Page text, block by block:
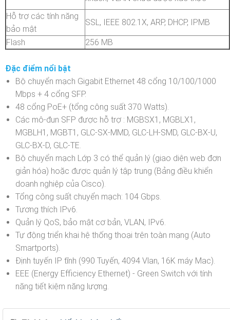
Hỗ trợ các tính năng
bảo mật
SSL, IEEE 802.1X, ARP, DHCP, IPMB
Flash 256 MB
Đặc điểm nổi bật
Bộ chuyển mạch Gigabit Ethernet 48 cổng 10/100/1000
Mbps + 4 cổng SFP.
48 cổng PoE+ (tổng công suất 370 Watts).
Các mô-đun SFP được hỗ trợ : MGBSX1, MGBLX1,
MGBLH1, MGBT1, GLC-SX-MMD, GLC-LH-SMD, GLC-BX-U,
GLC-BX-D, GLC-TE.
Bộ chuyển mạch Lớp 3 có thể quản lý (giao diện web đơn
giản hóa) hoặc được quản lý tập trung (Bảng điều khiển
doanh nghiệp của Cisco).
Tổng công suất chuyển mạch: 104 Gbps.
Tương thích IPv6.
Quản lý QoS, bảo mật cơ bản, VLAN, IPv6.
Tự động triển khai hệ thống thoại trên toàn mạng (Auto
Smartports).
Định tuyến IP tĩnh (990 Tuyến, 4094 Vlan, 16K máy Mac).
EEE (Energy Efficiency Ethernet) - Green Switch với tính
năng tiết kiệm năng lượng.